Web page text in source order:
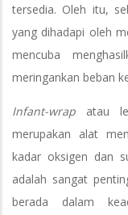
tersedia. Oleh itu,
yang dihadapi oleh
mencuba
meringankan beban
Infant-wrap atau
merupakan alat
kadar oksigen dan
adalah sangat
berada dalam